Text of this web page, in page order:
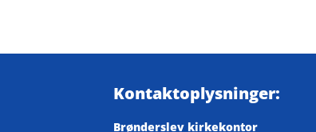
Kontaktoplysninger:
Brønderslev kirkekontor